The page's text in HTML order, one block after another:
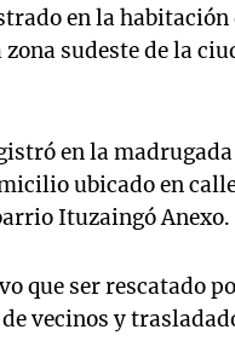
en la habitación
zona sudeste de la
en la madrugada
ubicado en
Ituzaingó Anexo.
que ser rescatado
vecinos y